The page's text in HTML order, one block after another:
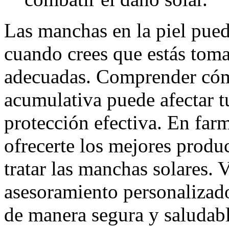
Las manchas en la piel
cuando crees que estás
adecuadas. Comprender
acumulativa puede afectar
protección efectiva. En
ofrecerte los mejores
tratar las manchas solares.
asesoramiento
de manera segura y